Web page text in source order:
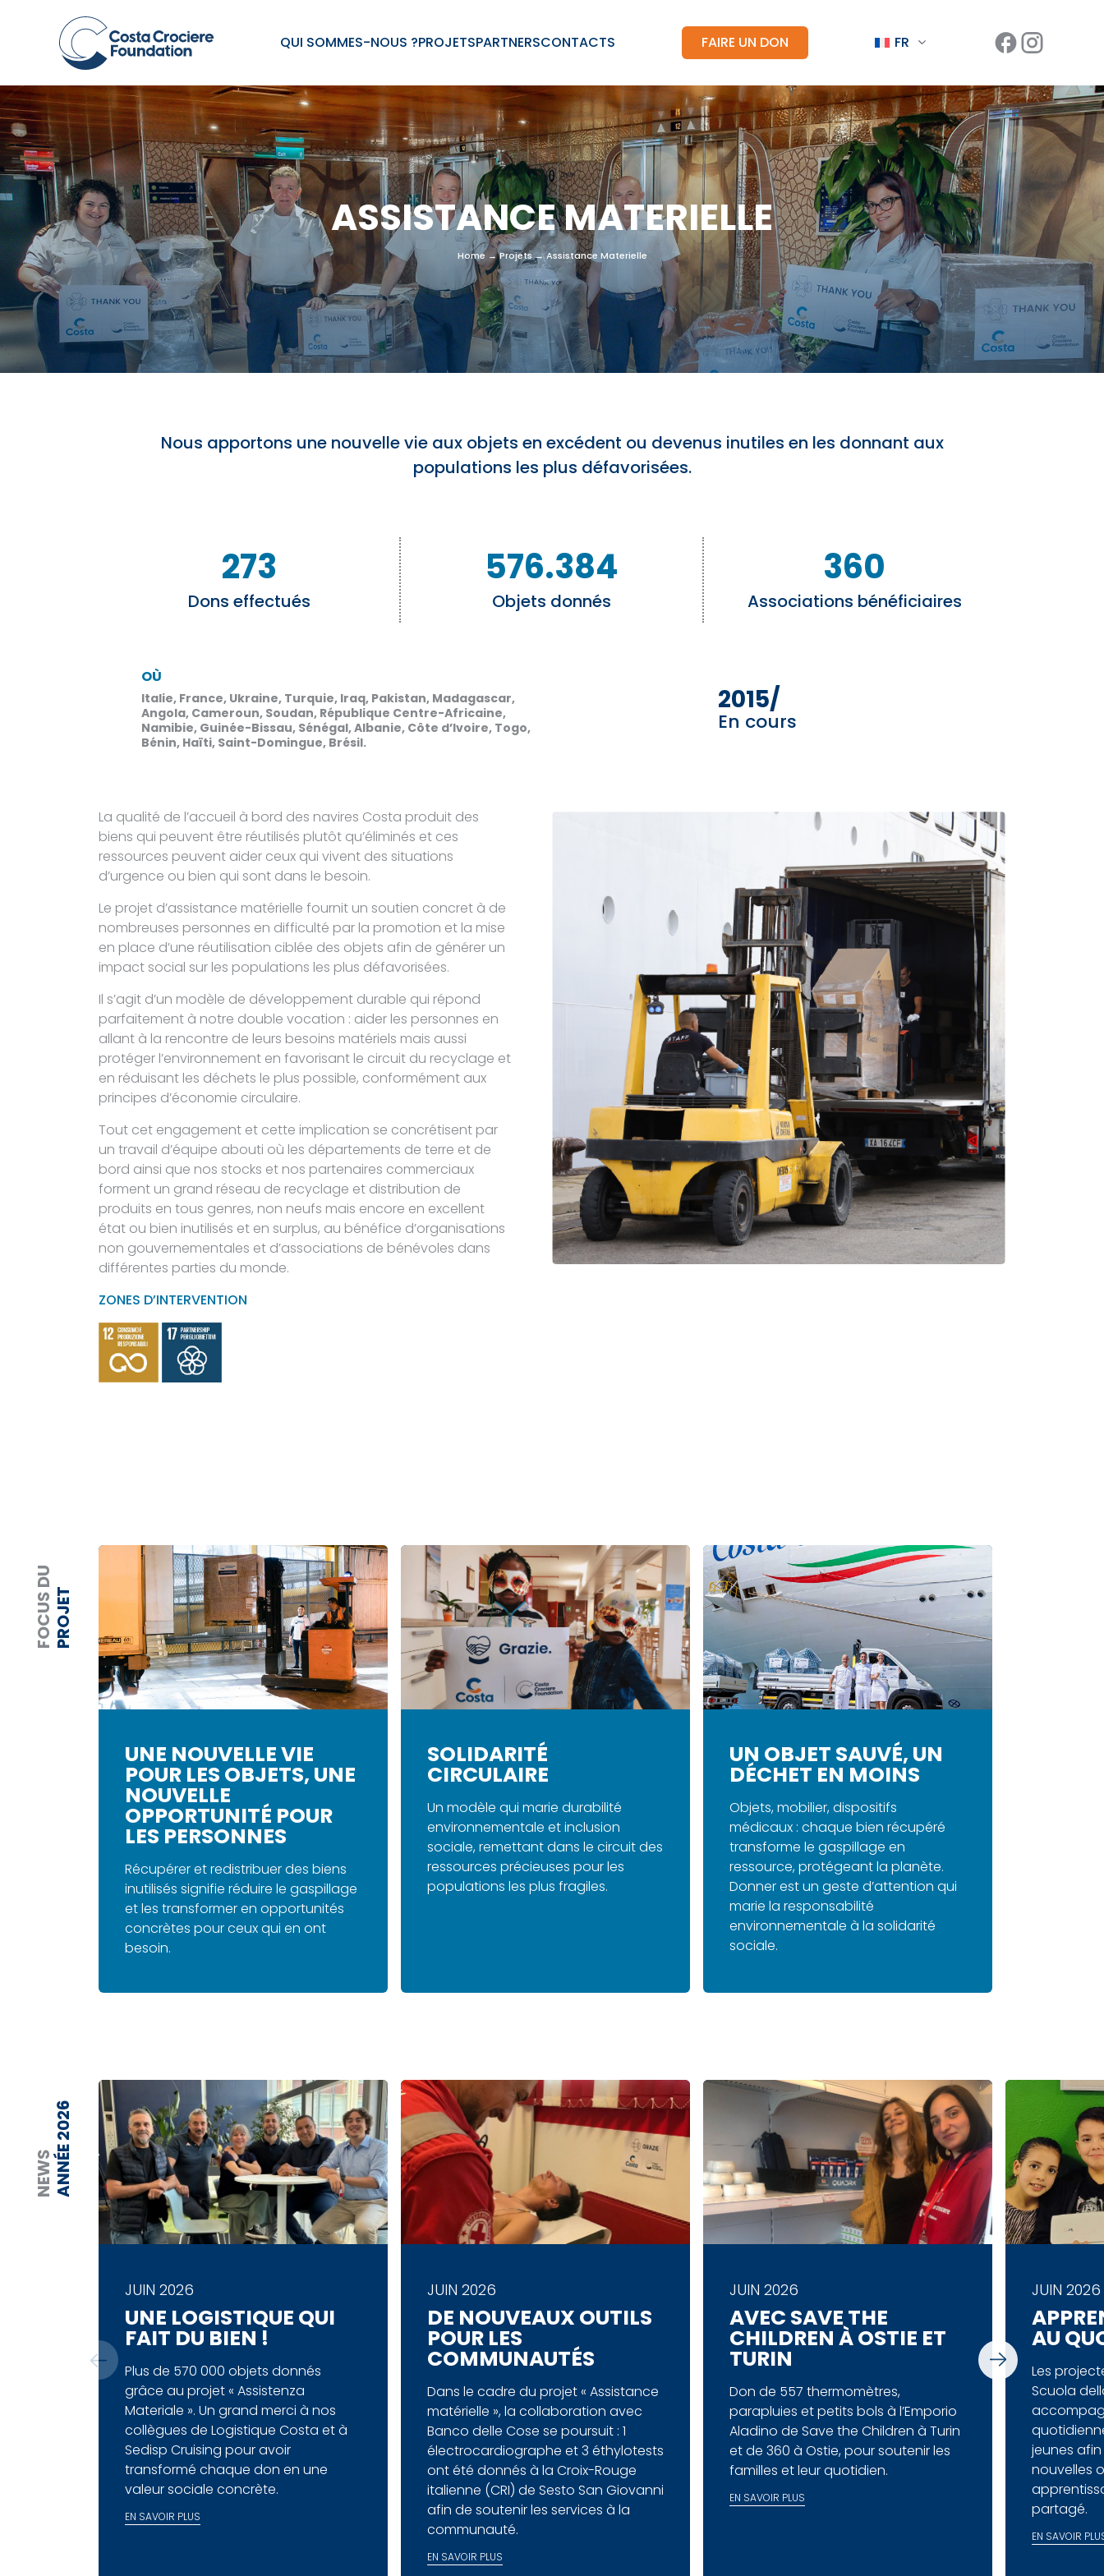
QUI SOMMES-NOUS ?PROJETSPARTNERSCONTACTS FAIRE UN DON FR
ASSISTANCE MATERIELLE
Home→Projets→Assistance Materielle
Nous apportons une nouvelle vie aux objets en excédent ou devenus inutiles en les donnant aux
populations les plus défavorisées.
273
Dons effectués
576.384
Objets donnés
360
Associations bénéficiaires
OÙ
Italie, France, Ukraine, Turquie, Iraq, Pakistan, Madagascar,
Angola, Cameroun, Soudan, République Centre-Africaine,
Namibie, Guinée-Bissau, Sénégal, Albanie, Côte d’Ivoire, Togo,
Bénin, Haïti, Saint-Domingue, Brésil.
2015/
En cours
La qualité de l’accueil à bord des navires Costa produit des
biens qui peuvent être réutilisés plutôt qu’éliminés et ces
ressources peuvent aider ceux qui vivent des situations
d’urgence ou bien qui sont dans le besoin.
Le projet d’assistance matérielle fournit un soutien concret à de
nombreuses personnes en difficulté par la promotion et la mise
en place d’une réutilisation ciblée des objets afin de générer un
impact social sur les populations les plus défavorisées.
Il s’agit d’un modèle de développement durable qui répond
parfaitement à notre double vocation : aider les personnes en
allant à la rencontre de leurs besoins matériels mais aussi
protéger l’environnement en favorisant le circuit du recyclage et
en réduisant les déchets le plus possible, conformément aux
principes d’économie circulaire.
Tout cet engagement et cette implication se concrétisent par
un travail d’équipe abouti où les départements de terre et de
bord ainsi que nos stocks et nos partenaires commerciaux
forment un grand réseau de recyclage et distribution de
produits en tous genres, non neufs mais encore en excellent
état ou bien inutilisés et en surplus, au bénéfice d’organisations
non gouvernementales et d’associations de bénévoles dans
différentes parties du monde.
ZONES D’INTERVENTION
FOCUS DUPROJET
UNE NOUVELLE VIE
POUR LES OBJETS, UNE
NOUVELLE
OPPORTUNITÉ POUR
LES PERSONNES
Récupérer et redistribuer des biens
inutilisés signifie réduire le gaspillage
et les transformer en opportunités
concrètes pour ceux qui en ont
besoin.
SOLIDARITÉ
CIRCULAIRE
Un modèle qui marie durabilité
environnementale et inclusion
sociale, remettant dans le circuit des
ressources précieuses pour les
populations les plus fragiles.
UN OBJET SAUVÉ, UN
DÉCHET EN MOINS
Objets, mobilier, dispositifs
médicaux : chaque bien récupéré
transforme le gaspillage en
ressource, protégeant la planète.
Donner est un geste d’attention qui
marie la responsabilité
environnementale à la solidarité
sociale.
NEWSANNÉE 2026
JUIN 2026
UNE LOGISTIQUE QUI
FAIT DU BIEN !
Plus de 570 000 objets donnés
grâce au projet « Assistenza
Materiale ». Un grand merci à nos
collègues de Logistique Costa et à
Sedisp Cruising pour avoir
transformé chaque don en une
valeur sociale concrète.
EN SAVOIR PLUS
JUIN 2026
DE NOUVEAUX OUTILS
POUR LES
COMMUNAUTÉS
Dans le cadre du projet « Assistance
matérielle », la collaboration avec
Banco delle Cose se poursuit : 1
électrocardiographe et 3 éthylotests
ont été donnés à la Croix-Rouge
italienne (CRI) de Sesto San Giovanni
afin de soutenir les services à la
communauté.
EN SAVOIR PLUS
JUIN 2026
AVEC SAVE THE
CHILDREN À OSTIE ET
TURIN
Don de 557 thermomètres,
parapluies et petits bols à l’Emporio
Aladino de Save the Children à Turin
et de 360 à Ostie, pour soutenir les
familles et leur quotidien.
EN SAVOIR PLUS
JUIN 2026
AU
Les
Scuola
jeunes
nouvelles
partagé.
EN SAVOIR